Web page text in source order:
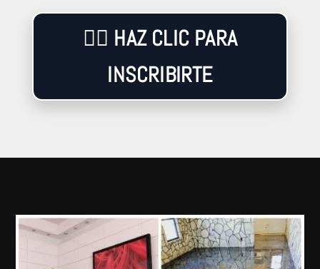
👉🏼 HAZ CLIC PARA
INSCRIBIRTE